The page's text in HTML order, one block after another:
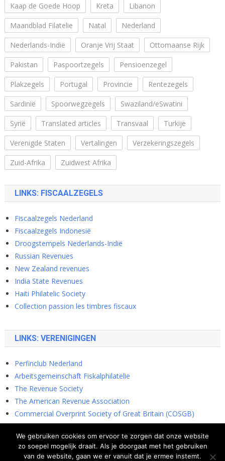
Kaap de Goede Hoop Kreta Libanon
Maandblad Filatelie Natal Nederland
Nederlands-Indië Oranje Vrij Staat Ottomaanse Rijk
Pakistan Paspoortzegels Pensioenzegel
Plakzegels Portugal Provincie Rentezegels
Sardinië Spoorwegzegels Swaziland/eSwatini
Syrië Translated articles Transvaal Turkije
Verenigde Staten Vertalingen Verzekeringszegels
Zuid-Afrika Zuidwest Afrika
LINKS: FISCAALZEGELS
Fiscaalzegels Nederland
Fiscaalzegels Indonesië
Droogstempels Nederlands-Indië
Russian Revenues
New Zealand revenues
India State Revenues
Haiti Philatelic Society
Collection passion les timbres fiscaux
LINKS: VERENIGINGEN
Perfinclub Nederland
Arbeitsgemeinschaft Fiskalphilatelie
The Revenue Society
The American Revenue Association
Commercial Overprint Society of Great Britain (COSGB)
Cinderella Stamp Club
We gebruiken cookies om ervoor te zorgen dat onze website
zo soepel mogelijk draait. Als je doorgaat met het gebruiken
van de website, gaan we er vanuit dat je ermee instemt.